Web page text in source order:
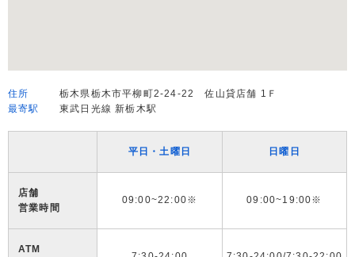
住所
栃木県栃木市平柳町2-24-22 佐山貸店舗 1Ｆ
最寄駅
東武日光線 新栃木駅
平日・土曜日 日曜日
店舗
営業時間
09:00~22:00※ 09:00~19:00※
ATM